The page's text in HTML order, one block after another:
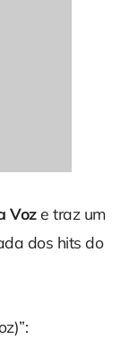
Voze traz um
dos hits do